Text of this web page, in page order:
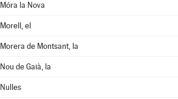
Móra la Nova
Morell, el
Morera de Montsant, la
Nou de Gaià, la
Nulles